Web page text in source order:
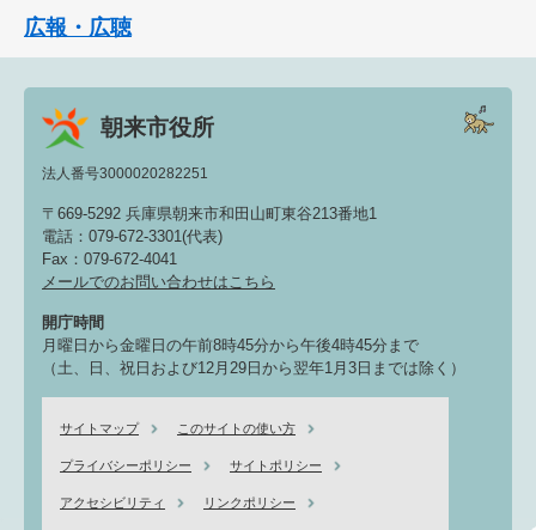
広報・広聴
朝来市役所
法人番号3000020282251
〒669-5292 兵庫県朝来市和田山町東谷213番地1
電話：079-672-3301(代表)
Fax：079-672-4041
メールでのお問い合わせはこちら
開庁時間
月曜日から金曜日の午前8時45分から午後4時45分まで
（土、日、祝日および12月29日から翌年1月3日までは除く）
サイトマップ このサイトの使い方
プライバシーポリシー サイトポリシー
アクセシビリティ リンクポリシー